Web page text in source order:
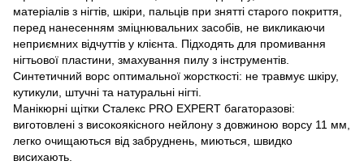
матеріалів з нігтів, шкіри, пальців при знятті старого покриття,
перед нанесенням зміцнювальних засобів, не викликаючи
неприємних відчуттів у клієнта. Підходять для промивання
нігтьової пластини, змахування пилу з інструментів.
Синтетичний ворс оптимальної жорсткості: не травмує шкіру,
кутикули, штучні та натуральні нігті.
Манікюрні щітки Сталекс PRO EXPERT багаторазові:
виготовлені з високоякісного нейлону з довжиною ворсу 11 мм,
легко очищаються від забруднень, миються, швидко
висихають.